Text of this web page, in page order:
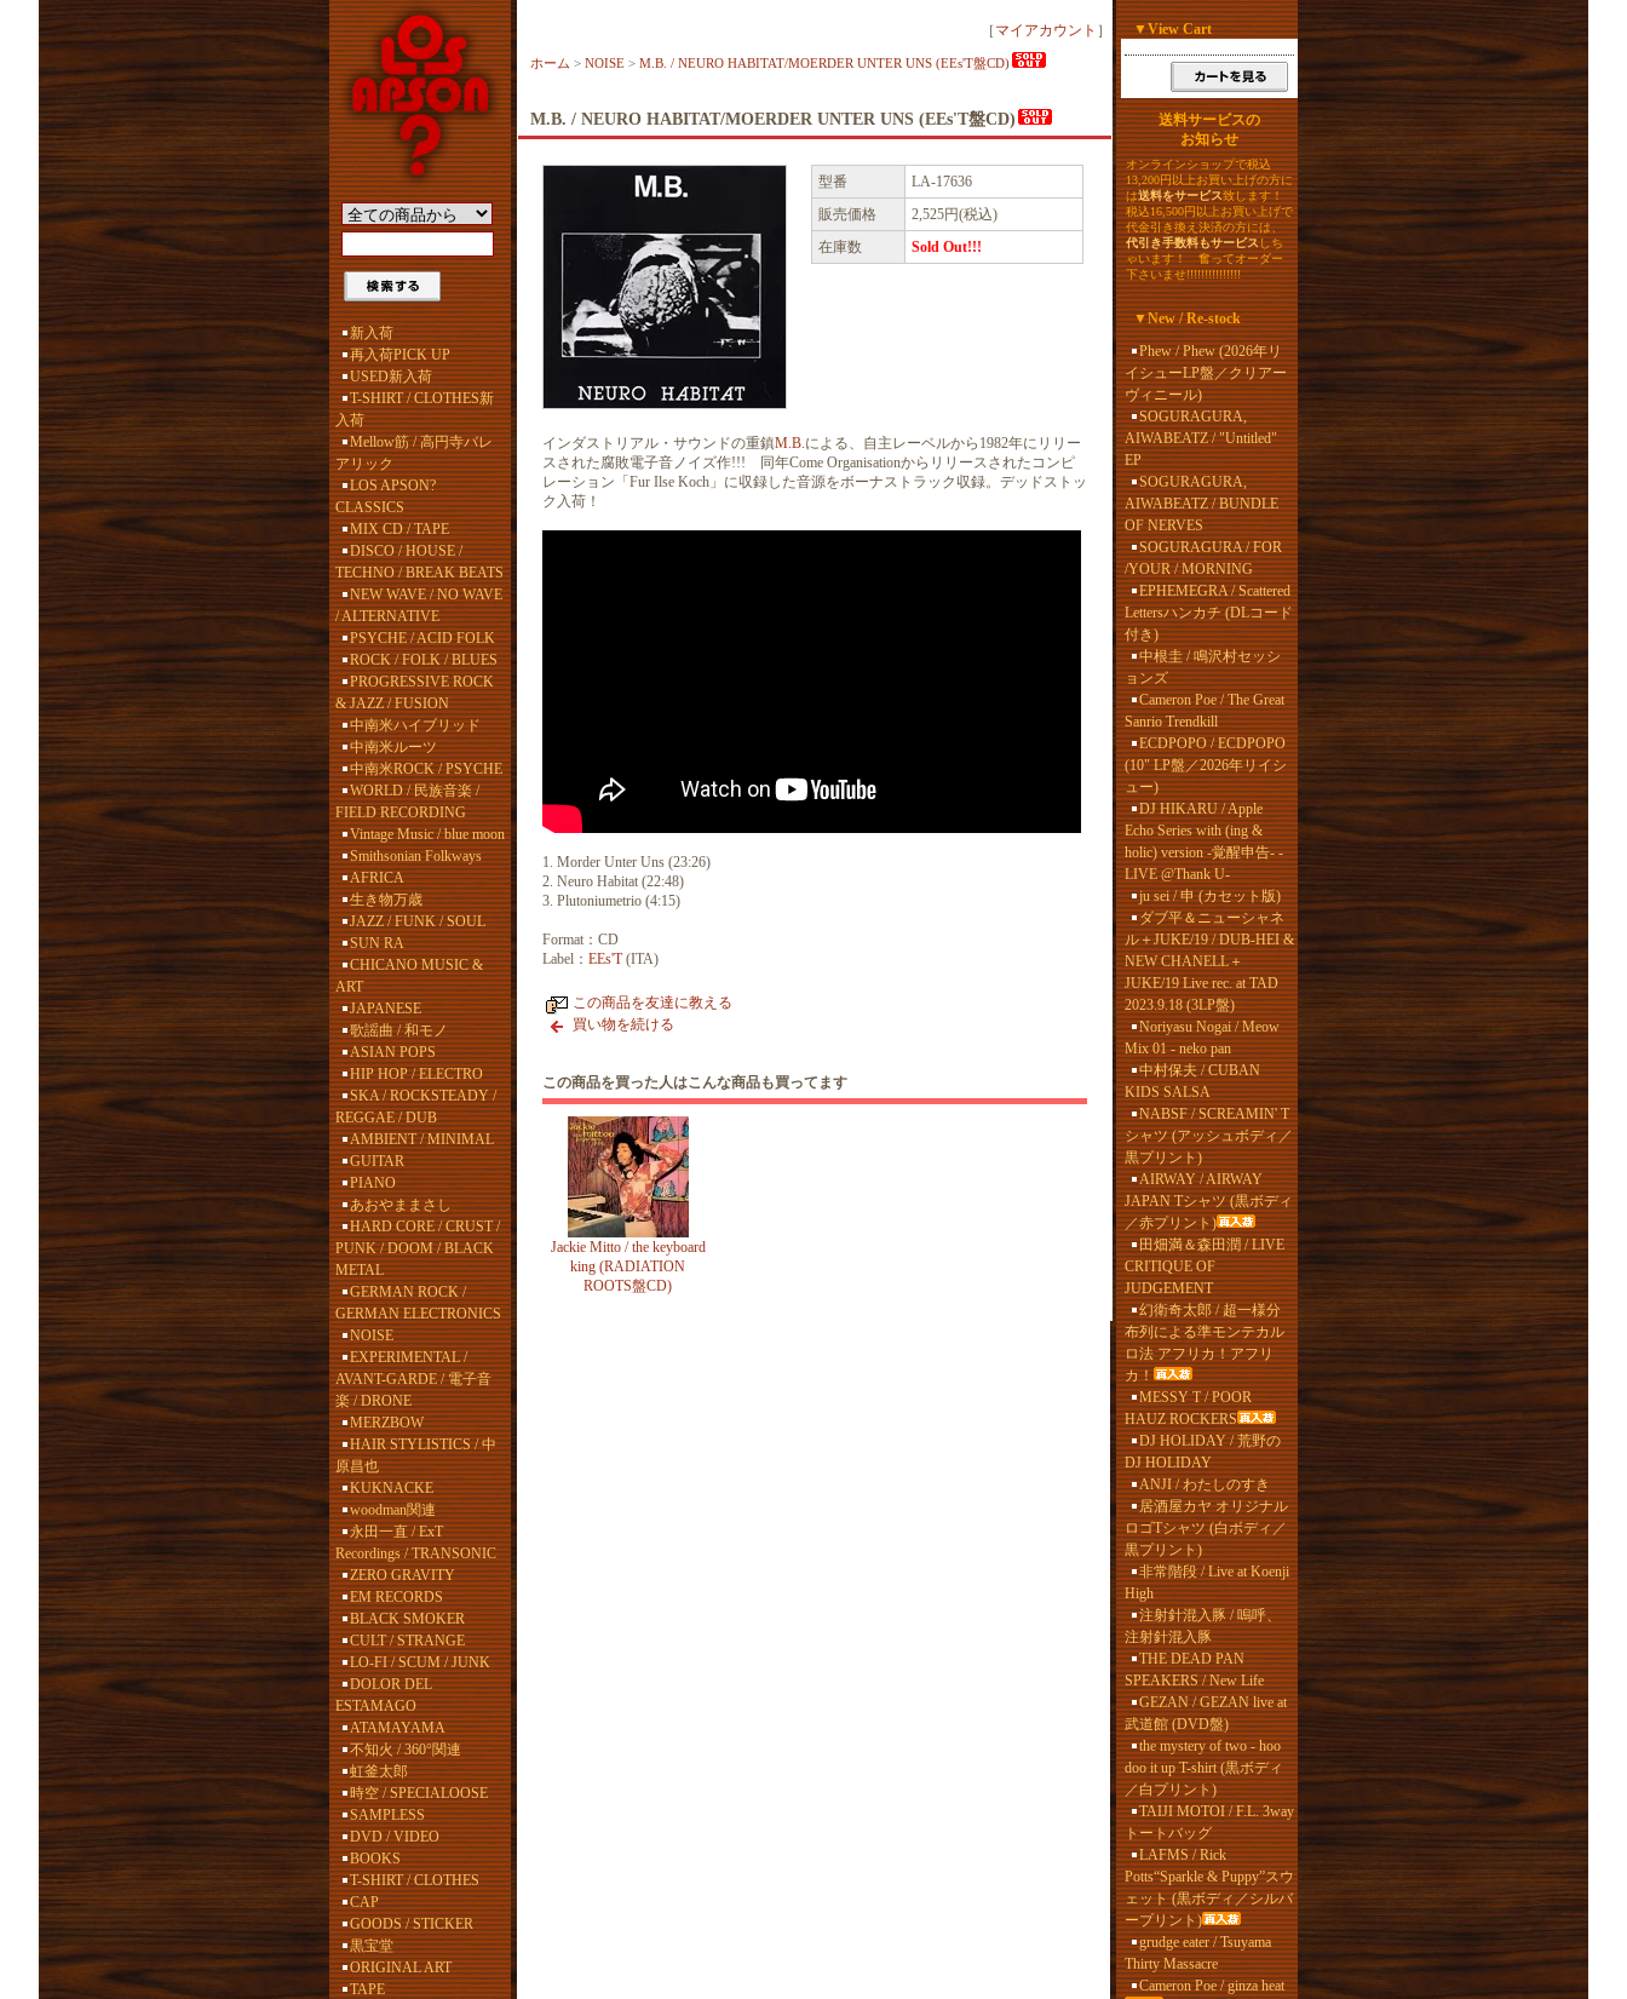
新入荷
再入荷PICK UP
USED新入荷
T-SHIRT / CLOTHES新
入荷
Mellow筋 / 高円寺バレ
アリック
LOS APSON?
CLASSICS
MIX CD / TAPE
DISCO / HOUSE /
TECHNO / BREAK BEATS
NEW WAVE / NO WAVE
/ ALTERNATIVE
PSYCHE / ACID FOLK
ROCK / FOLK / BLUES
PROGRESSIVE ROCK
& JAZZ / FUSION
中南米ハイブリッド
中南米ルーツ
中南米ROCK / PSYCHE
WORLD / 民族音楽 /
FIELD RECORDING
Vintage Music / blue moon
Smithsonian Folkways
AFRICA
生き物万歳
JAZZ / FUNK / SOUL
SUN RA
CHICANO MUSIC &
ART
JAPANESE
歌謡曲 / 和モノ
ASIAN POPS
HIP HOP / ELECTRO
SKA / ROCKSTEADY /
REGGAE / DUB
AMBIENT / MINIMAL
GUITAR
PIANO
あおやままさし
HARD CORE / CRUST /
PUNK / DOOM / BLACK
METAL
GERMAN ROCK /
GERMAN ELECTRONICS
NOISE
EXPERIMENTAL /
AVANT-GARDE / 電子音
楽 / DRONE
MERZBOW
HAIR STYLISTICS / 中
原昌也
KUKNACKE
woodman関連
永田一直 / ExT
Recordings / TRANSONIC
ZERO GRAVITY
EM RECORDS
BLACK SMOKER
CULT / STRANGE
LO-FI / SCUM / JUNK
DOLOR DEL
ESTAMAGO
ATAMAYAMA
不知火 / 360°関連
虹釜太郎
時空 / SPECIALOOSE
SAMPLESS
DVD / VIDEO
BOOKS
T-SHIRT / CLOTHES
CAP
GOODS / STICKER
黒宝堂
ORIGINAL ART
TAPE
［ マイアカウント ］
ホーム > NOISE > M.B. / NEURO HABITAT/MOERDER UNTER UNS (EEs'T盤CD)
M.B. / NEURO HABITAT/MOERDER UNTER UNS (EEs'T盤CD)
型番
LA-17636
販売価格
2,525円(税込)
在庫数
Sold Out!!!
インダストリアル・サウンドの重鎮M.B.による、自主レーベルから1982年にリリー
スされた腐敗電子音ノイズ作!!! 同年Come Organisationからリリースされたコンピ
レーション「Fur Ilse Koch」に収録した音源をボーナストラック収録。デッドストッ
ク入荷！
1. Morder Unter Uns (23:26)
2. Neuro Habitat (22:48)
3. Plutoniumetrio (4:15)
Format：CD
Label： EEs'T(ITA)
この商品を友達に教える
買い物を続ける
この商品を買った人はこんな商品も買ってます
Jackie Mitto / the keyboard
king (RADIATION
ROOTS盤CD)
▼View Cart
送料サービスの
お知らせ
オンラインショップで税込
13,200円以上お買い上げの方に
は送料をサービス致します！
税込16,500円以上お買い上げで
代金引き換え決済の方には、
代引き手数料もサービスしち
ゃいます！ 奮ってオーダー
下さいませ!!!!!!!!!!!!!!!
▼New / Re-stock
Phew / Phew (2026年リ
イシューLP盤／クリアー
ヴィニール)
SOGURAGURA,
AIWABEATZ / "Untitled"
EP
SOGURAGURA,
AIWABEATZ / BUNDLE
OF NERVES
SOGURAGURA / FOR
/YOUR / MORNING
EPHEMEGRA / Scattered
Lettersハンカチ (DLコード
付き)
中根圭 / 鳴沢村セッシ
ョンズ
Cameron Poe / The Great
Sanrio Trendkill
ECDPOPO / ECDPOPO
(10" LP盤／2026年リイシ
ュー)
DJ HIKARU / Apple
Echo Series with (ing &
holic) version -覚醒申告- -
LIVE @Thank U-
ju sei / 申 (カセット版)
ダブ平＆ニューシャネ
ル＋JUKE/19 / DUB-HEI &
NEW CHANELL＋
JUKE/19 Live rec. at TAD
2023.9.18 (3LP盤)
Noriyasu Nogai / Meow
Mix 01 - neko pan
中村保夫 / CUBAN
KIDS SALSA
NABSF / SCREAMIN' T
シャツ (アッシュボディ／
黒プリント)
AIRWAY / AIRWAY
JAPAN Tシャツ (黒ボディ
／赤プリント)
田畑満＆森田潤 / LIVE
CRITIQUE OF
JUDGEMENT
幻衛奇太郎 / 超一様分
布列による準モンテカル
ロ法 アフリカ！アフリ
カ！
MESSY T / POOR
HAUZ ROCKERS
DJ HOLIDAY / 荒野の
DJ HOLIDAY
ANJI / わたしのすき
居酒屋カヤ オリジナル
ロゴTシャツ (白ボディ／
黒プリント)
非常階段 / Live at Koenji
High
注射針混入豚 / 嗚呼、
注射針混入豚
THE DEAD PAN
SPEAKERS / New Life
GEZAN / GEZAN live at
武道館 (DVD盤)
the mystery of two - hoo
doo it up T-shirt (黒ボディ
／白プリント)
TAIJI MOTOI / F.L. 3way
トートバッグ
LAFMS / Rick
Potts“Sparkle & Puppy”スウ
ェット (黒ボディ／シルバ
ープリント)
grudge eater / Tsuyama
Thirty Massacre
Cameron Poe / ginza heat